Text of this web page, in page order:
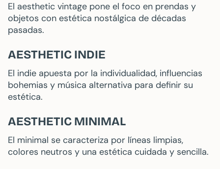
El aesthetic vintage pone el foco en prendas y
objetos con estética nostálgica de décadas
pasadas.
AESTHETIC INDIE
El indie apuesta por la individualidad, influencias
bohemias y música alternativa para definir su
estética.
AESTHETIC MINIMAL
El minimal se caracteriza por líneas limpias,
colores neutros y una estética cuidada y sencilla.